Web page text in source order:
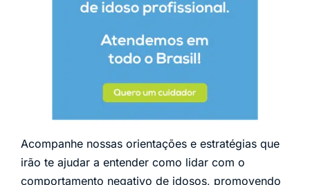
Acompanhe nossas orientações e estratégias que
irão te ajudar a entender como lidar com o
comportamento negativo de idosos, promovendo